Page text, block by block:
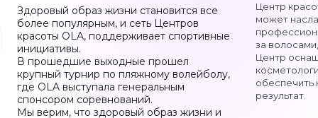
Подарочный сертификат
Онлайн подбор косметологических процедур
Калькулятор окрашивания
Здоровый образ жизни становится все
более популярным, и сеть Центров
красоты OLA, поддерживает спортивные
инициативы.
В прошедшие выходные прошел
крупный турнир по пляжному волейболу,
где OLA выступала генеральным
спонсором соревнований.
Мы верим, что здоровый образ жизни и
Центр
может
за
Центр
обеспечить
результат.